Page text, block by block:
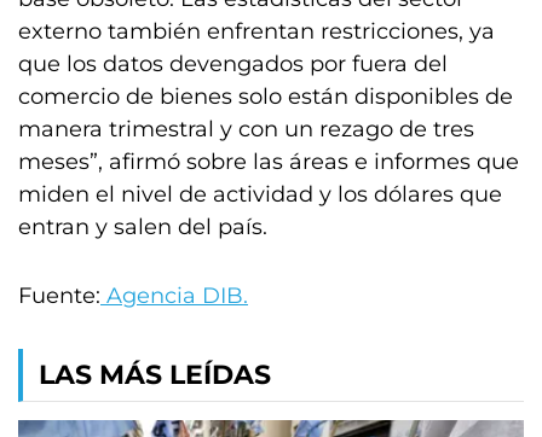
externo también enfrentan restricciones, ya
que los datos devengados por fuera del
comercio de bienes solo están disponibles de
manera trimestral y con un rezago de tres
meses”, afirmó sobre las áreas e informes que
miden el nivel de actividad y los dólares que
entran y salen del país.
Fuente: Agencia DIB.
LAS MÁS LEÍDAS